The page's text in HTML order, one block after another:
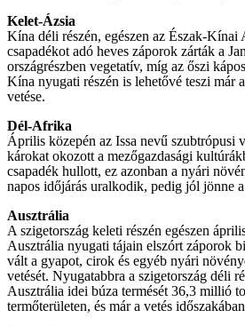
Kelet-Ázsia
Kína déli részén, egészen az Észak-
csapadékot adó heves záporok zárták a
országrészben vegetatív, míg az őszi
Kína nyugati részén is lehetővé teszi már
vetése.
Dél-Afrika
Április közepén az Issa nevű szubtrópusi
károkat okozott a mezőgazdasági
csapadék hullott, ez azonban a nyári
napos időjárás uralkodik, pedig jól jönne
Ausztrália
A szigetország keleti részén egészen
Ausztrália nyugati tájain elszórt záporok
vált a gyapot, cirok és egyéb nyári
vetését. Nyugatabbra a szigetország déli
Ausztrália idei búza termését 36,3 millió
termőterületen, és már a vetés